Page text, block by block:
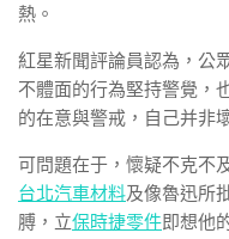
熱。
紅星新聞評論員認為，公
不體面的行為堅持警覺，
的在意與警戒，自己并非
可問題在于，懷疑不克不
台北汽車材料及像魯迅所
膊，立保時捷零件即想他